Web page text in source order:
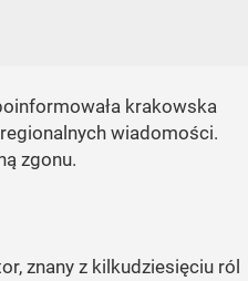
krakowska
wiadomości.
zgonu.
znany z kilkudziesięciu ról